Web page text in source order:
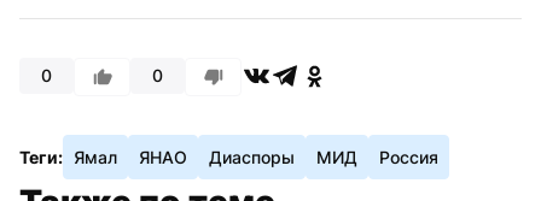
0 0
Теги: Ямал ЯНАО Диаспоры МИД Россия